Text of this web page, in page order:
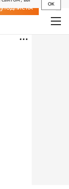
OK
ПОДПИСКА